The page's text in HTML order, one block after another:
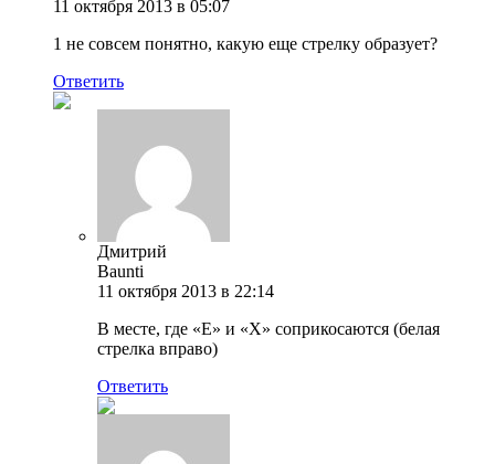
11 октября 2013 в 05:07
1 не совсем понятно, какую еще стрелку образует?
Ответить
Дмитрий
Baunti
11 октября 2013 в 22:14
В месте, где «Е» и «Х» соприкосаются (белая
стрелка вправо)
Ответить